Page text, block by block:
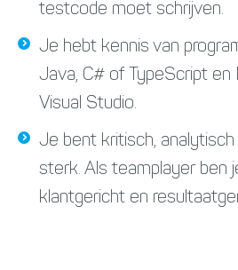
testcode moet schrijven.
Je hebt kennis van
Java, C# of TypeScript en
Visual Studio.
Je bent kritisch,
sterk. Als teamplayer ben
klantgericht en